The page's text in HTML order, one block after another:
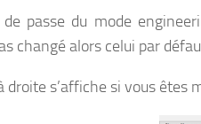
passe du mode
changé alors celui par
droite s’affiche si vous êtes